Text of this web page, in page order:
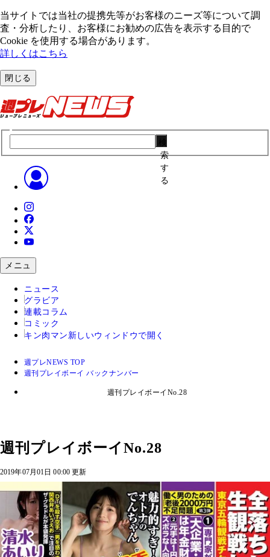
当サイトでは当社の提携先等がお客様のニーズ等について調
査・分析したり、お客様にお勧めの広告を表⽰する⽬的で
Cookie を使⽤する場合があります。
詳しくはこちら
閉じる
索
す
る
メニュ
ニュース
グラビア
連載コラム
コミック
キン肉マン 新しいウィンドウで開く
週プレNEWS TOP
週刊プレイボーイ バックナンバー
週刊プレイボーイNo.28
週刊プレイボーイNo.28
2019年07月01日 00:00 更新